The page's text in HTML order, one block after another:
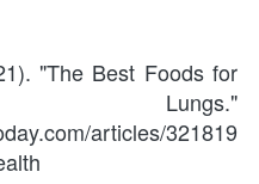
"The Best Foods for
articles/321819